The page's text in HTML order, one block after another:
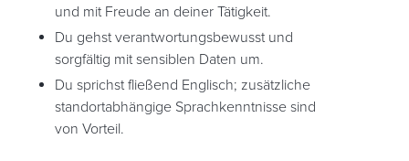
und mit Freude an deiner Tätigkeit.
Du gehst verantwortungsbewusst und
sorgfältig mit sensiblen Daten um.
Du sprichst fließend Englisch; zusätzliche
standortabhängige Sprachkenntnisse sind
von Vorteil.